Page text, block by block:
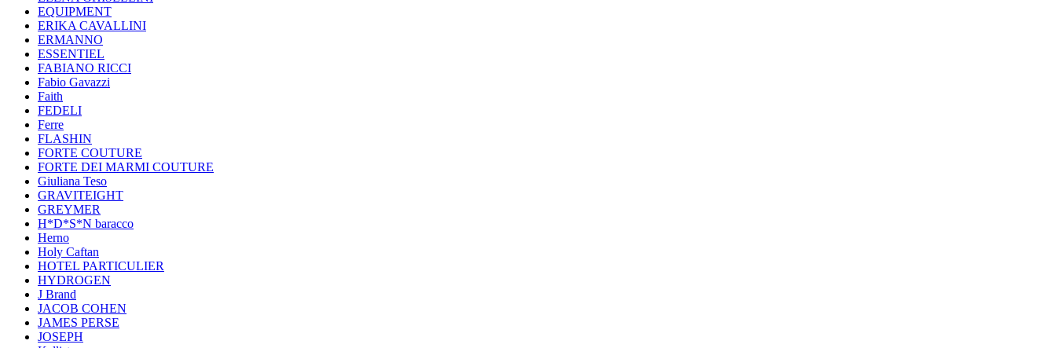
EQUIPMENT
ERIKA CAVALLINI
ERMANNO
ESSENTIEL
FABIANO RICCI
Fabio Gavazzi
Faith
FEDELI
Ferre
FLASHIN
FORTE COUTURE
FORTE DEI MARMI COUTURE
Giuliana Teso
GRAVITEIGHT
GREYMER
H*D*S*N baracco
Herno
Holy Caftan
HOTEL PARTICULIER
HYDROGEN
J Brand
JACOB COHEN
JAMES PERSE
JOSEPH